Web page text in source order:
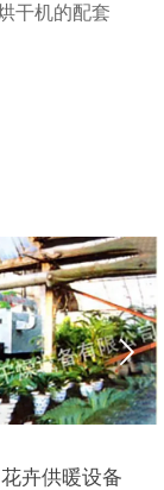
干机的配套
卉供暖设备
